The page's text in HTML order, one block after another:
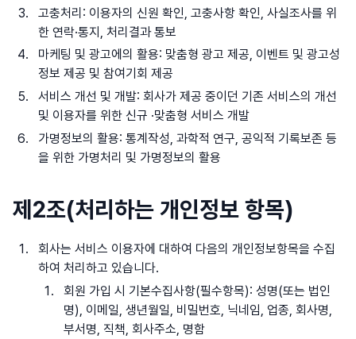
고충처리: 이용자의 신원 확인, 고충사항 확인, 사실조사를 위
한 연락·통지, 처리결과 통보
마케팅 및 광고에의 활용: 맞춤형 광고 제공, 이벤트 및 광고성
정보 제공 및 참여기회 제공
서비스 개선 및 개발: 회사가 제공 중이던 기존 서비스의 개선
및 이용자를 위한 신규 ·맞춤형 서비스 개발
가명정보의 활용: 통계작성, 과학적 연구, 공익적 기록보존 등
을 위한 가명처리 및 가명정보의 활용
제2조(처리하는 개인정보 항목)
회사는 서비스 이용자에 대하여 다음의 개인정보항목을 수집
하여 처리하고 있습니다.
회원 가입 시 기본수집사항(필수항목): 성명(또는 법인
명), 이메일, 생년월일, 비밀번호, 닉네임, 업종, 회사명,
부서명, 직책, 회사주소, 명함